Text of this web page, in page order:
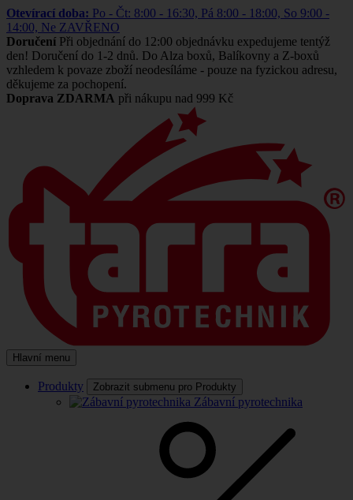
Otevírací doba: Po - Čt: 8:00 - 16:30, Pá 8:00 - 18:00, So 9:00 -
14:00, Ne ZAVŘENO
Doručení Při objednání do 12:00 objednávku expedujeme tentýž
den! Doručení do 1-2 dnů. Do Alza boxů, Balíkovny a Z-boxů
vzhledem k povaze zboží neodesíláme - pouze na fyzickou adresu,
děkujeme za pochopení.
Doprava ZDARMA při nákupu nad 999 Kč
Hlavní menu
Produkty Zobrazit submenu pro Produkty
Zábavní pyrotechnika